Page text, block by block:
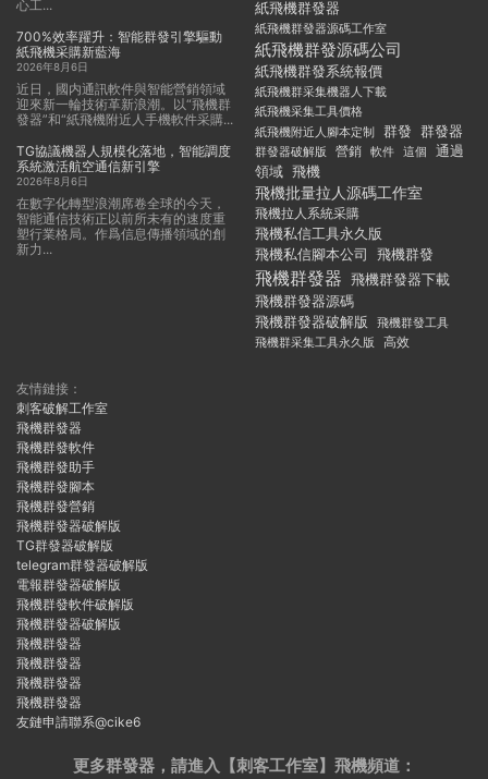
心工...
700%效率躍升：智能群發引擎驅動
紙飛機采購新藍海
2026年8月6日
近日，國内通訊軟件與智能營銷領域
迎來新一輪技術革新浪潮。以“飛機群
發器”和“紙飛機附近人手機軟件采購...
TG協議機器人規模化落地，智能調度
系統激活航空通信新引擎
2026年8月6日
在數字化轉型浪潮席卷全球的今天，
智能通信技術正以前所未有的速度重
塑行業格局。作爲信息傳播領域的創
新力...
紙飛機群發器
紙飛機群發器源碼工作室
紙飛機群發源碼公司
紙飛機群發系統報價
紙飛機群采集機器人下載
紙飛機采集工具價格
紙飛機附近人腳本定制
群發 群發器
群發器破解版 營銷 軟件 這個
通過
領域 飛機
飛機批量拉人源碼工作室
飛機拉人系統采購
飛機私信工具永久版
飛機私信腳本公司
飛機群發
飛機群發器 飛機群發器下載
飛機群發器源碼
飛機群發器破解版
飛機群發工具
飛機群采集工具永久版
高效
友情鏈接：
刺客破解工作室
飛機群發器
飛機群發軟件
飛機群發助手
飛機群發腳本
飛機群發營銷
飛機群發器破解版
TG群發器破解版
telegram群發器破解版
電報群發器破解版
飛機群發軟件破解版
飛機群發器破解版
飛機群發器
飛機群發器
飛機群發器
飛機群發器
友鏈申請聯系@cike6
更多群發器，請進入【刺客工作室】 飛機頻道：